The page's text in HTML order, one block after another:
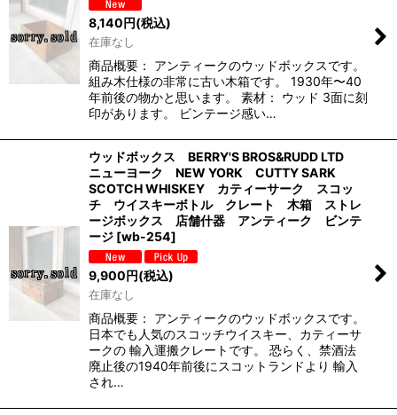
8,140円(税込)
在庫なし
商品概要： アンティークのウッドボックスです。
組み木仕様の非常に古い木箱です。 1930年〜40
年前後の物かと思います。 素材： ウッド 3面に刻
印があります。 ビンテージ感い…
ウッドボックス BERRY'S BROS&RUDD LTD
ニューヨーク NEW YORK CUTTY SARK
SCOTCH WHISKEY カティーサーク スコッ
チ ウイスキーボトル クレート 木箱 ストレ
ージボックス 店舗什器 アンティーク ビンテ
ージ [wb-254]
9,900円(税込)
在庫なし
商品概要： アンティークのウッドボックスです。
日本でも人気のスコッチウイスキー、カティーサ
ークの 輸入運搬クレートです。 恐らく、禁酒法
廃止後の1940年前後にスコットランドより 輸入
され…